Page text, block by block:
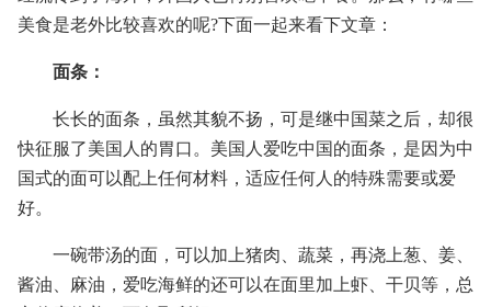
美食是老外比较喜欢的呢?下面一起来看下文章：
面条：
长长的面条，虽然其貌不扬，可是继中国菜之后，却很
快征服了美国人的胃口。美国人爱吃中国的面条，是因为中
国式的面可以配上任何材料，适应任何人的特殊需要或爱
好。
一碗带汤的面，可以加上猪肉、蔬菜，再浇上葱、姜、
酱油、麻油，爱吃海鲜的还可以在面里加上虾、干贝等，总